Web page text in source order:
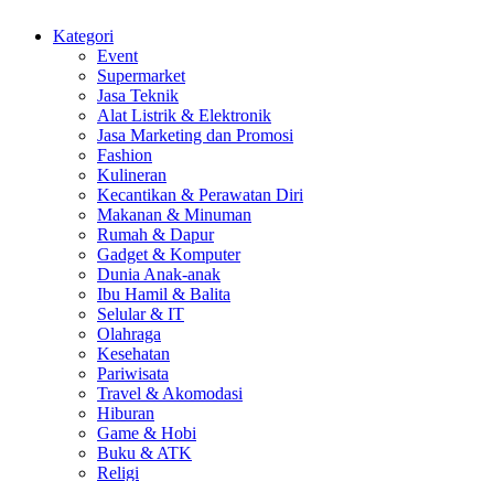
Kategori
Event
Supermarket
Jasa Teknik
Alat Listrik & Elektronik
Jasa Marketing dan Promosi
Fashion
Kulineran
Kecantikan & Perawatan Diri
Makanan & Minuman
Rumah & Dapur
Gadget & Komputer
Dunia Anak-anak
Ibu Hamil & Balita
Selular & IT
Olahraga
Kesehatan
Pariwisata
Travel & Akomodasi
Hiburan
Game & Hobi
Buku & ATK
Religi